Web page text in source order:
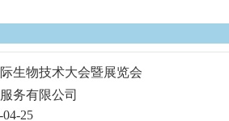
生物技术大会暨展览会
务有限公司
25